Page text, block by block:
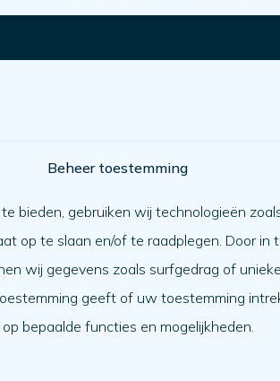
Beheer toestemming
bieden, gebruiken wij technologieën
op te slaan en/of te raadplegen. Door in
wij gegevens zoals surfgedrag of
geeft of uw toestemming
bepaalde functies en mogelijkheden.